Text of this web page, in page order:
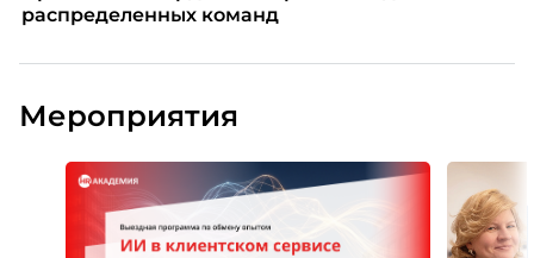
распределенных команд
Мероприятия